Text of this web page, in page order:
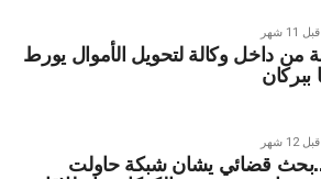
قبل 11 شهر
من داخل وكالة لتحويل الأموال يورط
قبل 12 شهر
قضائي يشان شبكة حاولت